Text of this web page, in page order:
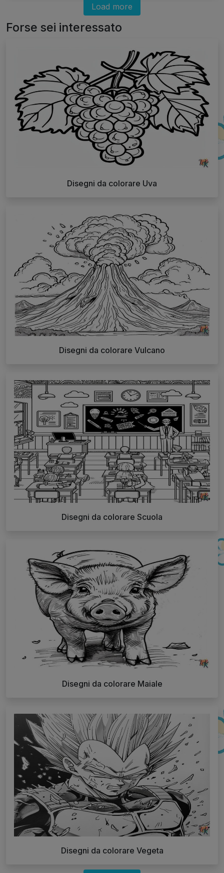
Load more
Forse sei interessato
Disegni da colorare Uva
Disegni da colorare Vulcano
Disegni da colorare Scuola
Disegni da colorare Maiale
Disegni da colorare Vegeta